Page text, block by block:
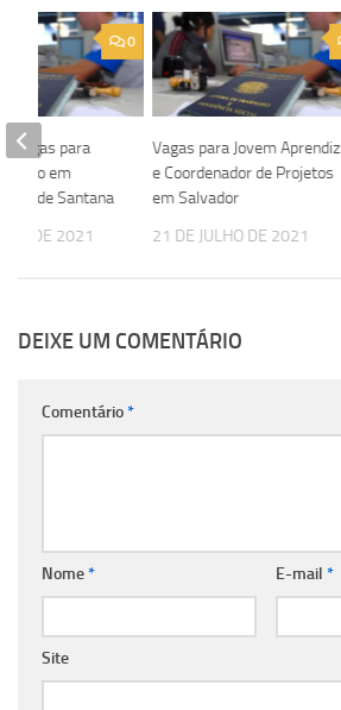
Vagas para Jovem Aprendiz
e Coordenador de Projetos
em Salvador
21 DE JULHO DE 2021
0
vagas para
em
de Santana
DE 2021
DEIXE UM COMENTÁRIO
Comentário*
Nome* E-mail *
Site